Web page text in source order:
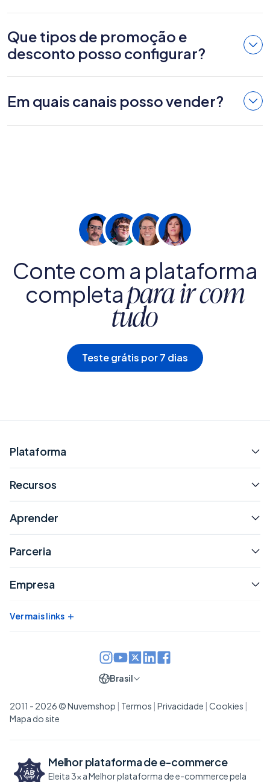
Que tipos de promoção e
desconto posso configurar?
Em quais canais posso vender?
Conte com a plataforma
completapara ir com
tudo
Teste grátis por 7 dias
Plataforma
Recursos
Aprender
Parceria
Empresa
Ver mais links +
2011 - 2026 © Nuvemshop | Termos | Privacidade | Cookies |
Mapa do site
Brasil
Melhor plataforma dee-commerce
Eleita 3x a Melhor plataforma de e-commerce pela